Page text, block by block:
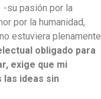
su pasión por la
por la humanidad,
estuviera plenamente
obligado para
exige que mi
las ideas sin